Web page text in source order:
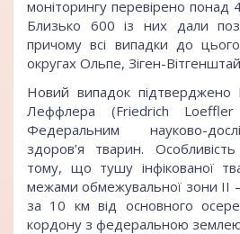
моніторингу перевірено понад
Близько 600 із них дали
причому всі випадки до
округах Ольпе, Зіген-
Новий випадок підтверджено
Леффлера (Friedrich
Федеральним науково-
здоров’я тварин.
тому, що тушу інфікованої
межами обмежувальної зони II
за 10 км від основного
кордону з федеральною